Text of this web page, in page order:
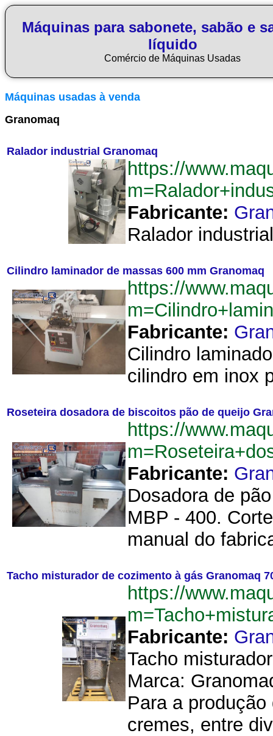
Máquinas para sabonete, sabão e
líquido
Comércio de Máquinas Usadas
Máquinas usadas à venda
Granomaq
Ralador industrial Granomaq
https://
Fabricante:
Ralador
Cilindro laminador de massas 600 mm Granomaq
https://
Fabricante:
Cilindro
cilindro em inox
Roseteira dosadora de biscoitos pão de queijo
https://
Fabricante:
Dosadora de
MBP - 400.
manual do
Tacho misturador de cozimento à gás Granomaq
https://
Fabricante:
Tacho
Marca:
Para a
cremes, entre